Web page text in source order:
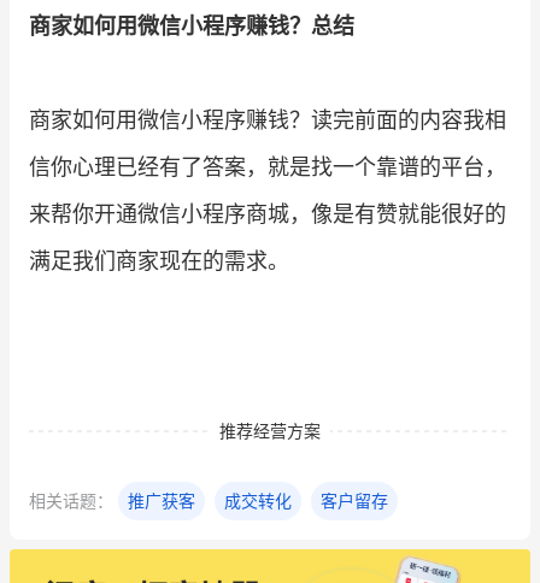
商家如何用微信小程序赚钱？总结
商家如何用微信小程序赚钱？读完前面的内容我相
信你心理已经有了答案，就是找一个靠谱的平台，
来帮你开通微信小程序商城，像是有赞就能很好的
满足我们商家现在的需求。
推荐经营方案
相关话题： 推广获客 成交转化 客户留存